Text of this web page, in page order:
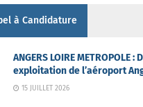
à Candidature
ANGERS LOIRE METROPOLE
exploitation de l’aéroport
15 JUILLET 2026